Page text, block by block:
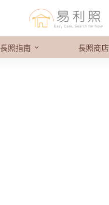
長照指南 長照商店